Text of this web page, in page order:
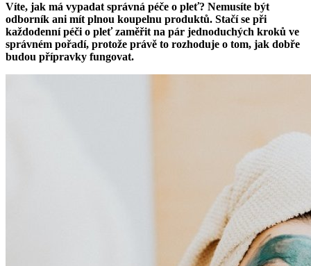
Víte, jak má vypadat správná péče o pleť? Nemusíte být
odborník ani mít plnou koupelnu produktů. Stačí se při
každodenní péči o pleť zaměřit na pár jednoduchých kroků ve
správném pořadí, protože právě to rozhoduje o tom, jak dobře
budou přípravky fungovat.